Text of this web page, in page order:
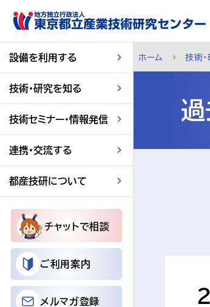
スキップして本文へ
設備を利用する
技術・研究を知る
技術セミナー・情報発信
連携・交流する
都産技研について
チャットで相談
ご利用案内
メルマガ登録
ホーム 技術